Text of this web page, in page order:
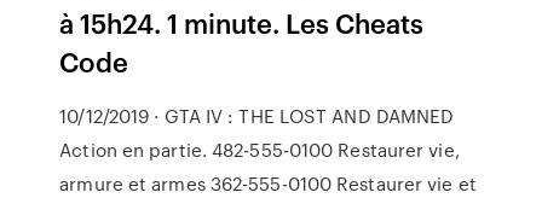
à 15h24. 1 minute. Les Cheats
Code
10/12/2019 · GTA IV : THE LOST AND DAMNED
Action en partie. 482-555-0100 Restaurer vie,
armure et armes 362-555-0100 Restaurer vie et